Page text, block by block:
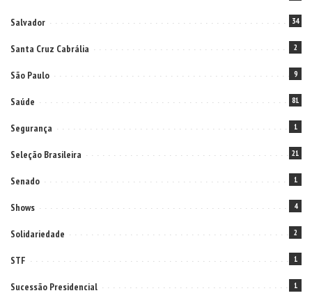
Salvador 34
Santa Cruz Cabrália 2
São Paulo 9
Saúde 81
Segurança 1
Seleção Brasileira 21
Senado 1
Shows 4
Solidariedade 2
STF 1
Sucessão Presidencial 1